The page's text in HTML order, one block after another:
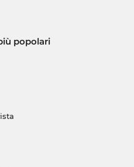
popolari